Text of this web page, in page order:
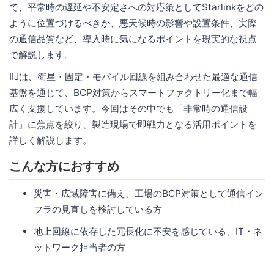
で、平常時の遅延や不安定さへの対応策としてStarlinkをどの
ように位置づけるべきか、悪天候時の影響や設置条件、実際
の通信品質など、導入時に気になるポイントを現実的な視点
で解説します。
IIJは、衛星・固定・モバイル回線を組み合わせた最適な通信
基盤を通じて、BCP対策からスマートファクトリー化まで幅
広く支援しています。今回はその中でも「非常時の通信設
計」に焦点を絞り、製造現場で即戦力となる活用ポイントを
詳しく解説します。
こんな方におすすめ
災害・広域障害に備え、工場のBCP対策として通信イン
フラの見直しを検討している方
地上回線に依存した冗長化に不安を感じている、IT・ネ
ットワーク担当者の方